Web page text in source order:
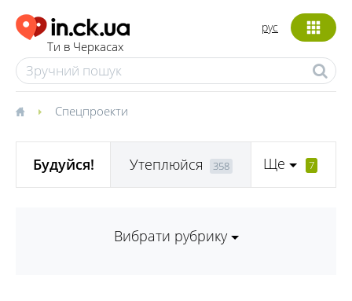
Ти в Черкасах
рус
Спецпроекти
Будуйся! Утеплюйся 358 Ще 7
Вибрати рубрику